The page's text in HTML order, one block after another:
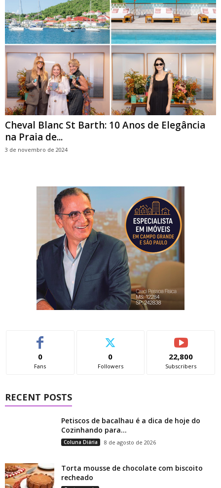
Cheval Blanc St Barth: 10 Anos de Elegância
na Praia de...
3 de novembro de 2024
0
Fans
0
Followers
22,800
Subscribers
RECENT POSTS
Petiscos de bacalhau é a dica de hoje do
Cozinhando para...
Coluna Diária 8 de agosto de 2026
Torta mousse de chocolate com biscoito
recheado